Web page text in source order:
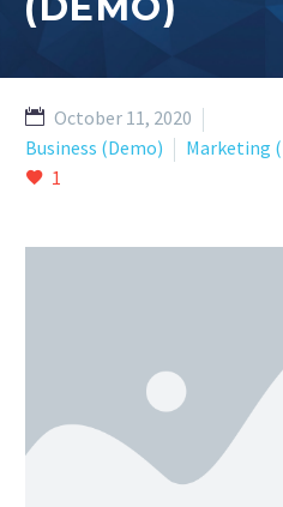
October 11, 2020
Business (Demo)
Marketing
1